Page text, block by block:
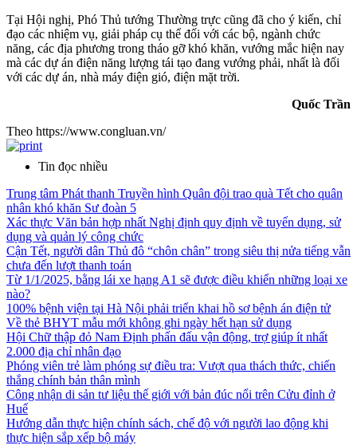
Tại Hội nghị, Phó Thủ tướng Thường trực cũng đã cho ý kiến, chỉ
đạo các nhiệm vụ, giải pháp cụ thể đối với các bộ, ngành chức
năng, các địa phương trong tháo gỡ khó khăn, vướng mắc hiện nay
mà các dự án điện năng lượng tái tạo đang vướng phải, nhất là đối
với các dự án, nhà máy điện gió, điện mặt trời.
Quốc Trần
Theo https://www.congluan.vn/
Tin đọc nhiều
Trung tâm Phát thanh Truyền hình Quân đội trao quà Tết cho quân
nhân khó khăn Sư đoàn 5
Xác thực Văn bản hợp nhất Nghị định quy định về tuyển dụng, sử
dụng và quản lý công chức
Cận Tết, người dân Thủ đô “chôn chân” trong siêu thị nửa tiếng vẫn
chưa đến lượt thanh toán
Từ 1/1/2025, bằng lái xe hạng A1 sẽ được điều khiển những loại xe
nào?
100% bệnh viện tại Hà Nội phải triển khai hồ sơ bệnh án điện tử
Về thẻ BHYT mẫu mới không ghi ngày hết hạn sử dụng
Hội Chữ thập đỏ Nam Định phấn đấu vận động, trợ giúp ít nhất
2.000 địa chỉ nhân đạo
Phóng viên trẻ làm phóng sự điều tra: Vượt qua thách thức, chiến
thắng chính bản thân mình
Công nhận di sản tư liệu thế giới với bản đúc nổi trên Cửu đỉnh ở
Huế
Hướng dẫn thực hiện chính sách, chế độ với người lao động khi
thực hiện sắp xếp bộ máy